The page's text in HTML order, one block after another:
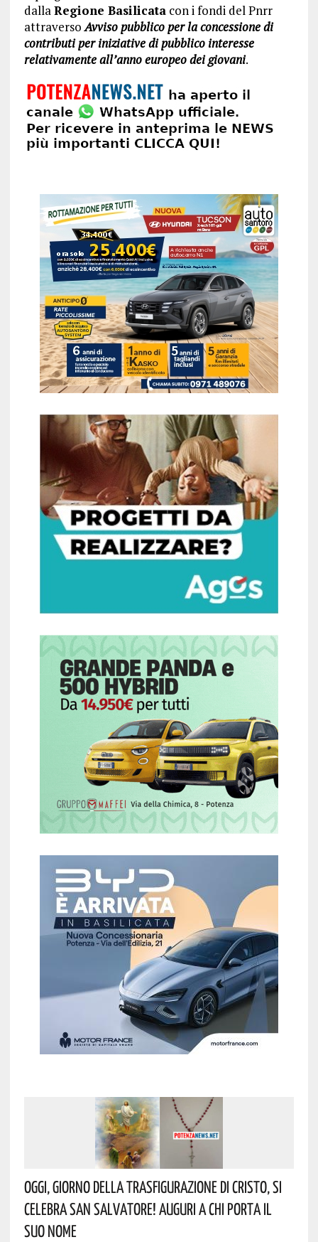
dallaRegione Basilicatacon i fondi del Pnrr
attraversoAvviso pubblico per la concessione di
contributi per iniziative di pubblico interesse
relativamente all’anno europeo dei giovani.
Oggi, Giorno Della Trasfigurazione Di Cristo, Si
Celebra San Salvatore! Auguri A Chi Porta Il
Suo Nome